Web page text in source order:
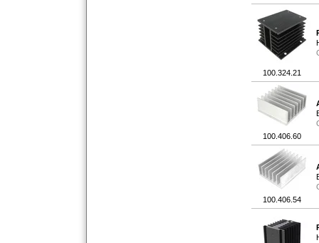
100.324.21
100.406.60
100.406.54